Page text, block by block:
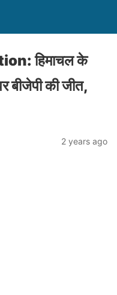
हिमाचल के
बीजेपी की जीत,
2 years ago